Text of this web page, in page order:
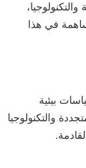
في هذا
بيئية
والتكنولوجيا